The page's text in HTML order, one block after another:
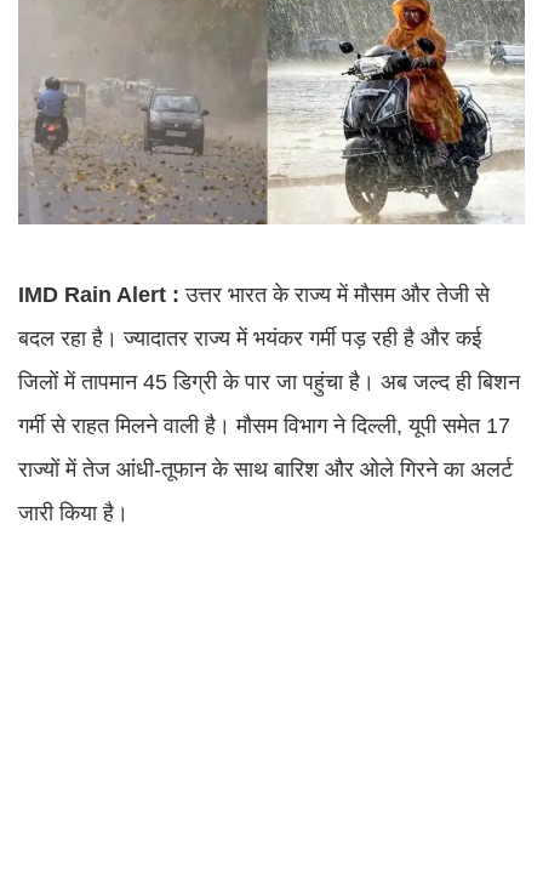
IMD Rain Alert :उत्तर भारत के राज्य में मौसम और तेजी से
बदल रहा है। ज्यादातर राज्य में भयंकर गर्मी पड़ रही है और कई
जिलों में तापमान 45 डिग्री के पार जा पहुंचा है। अब जल्द ही बिशन
गर्मी से राहत मिलने वाली है। मौसम विभाग ने दिल्ली, यूपी समेत 17
राज्यों में तेज आंधी-तूफान के साथ बारिश और ओले गिरने का अलर्ट
जारी किया है।